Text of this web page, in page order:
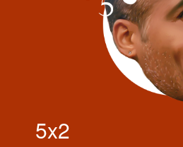
5x2